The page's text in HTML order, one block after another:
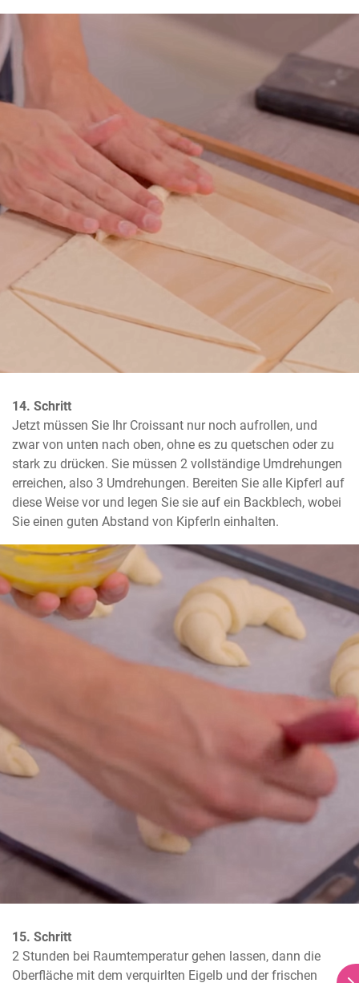
14. Schritt
Jetzt müssen Sie Ihr Croissant nur noch aufrollen, und
zwar von unten nach oben, ohne es zu quetschen oder zu
stark zu drücken. Sie müssen 2 vollständige Umdrehungen
erreichen, also 3 Umdrehungen. Bereiten Sie alle Kipferl auf
diese Weise vor und legen Sie sie auf ein Backblech, wobei
Sie einen guten Abstand von Kipferln einhalten.
15. Schritt
2 Stunden bei Raumtemperatur gehen lassen, dann die
Oberfläche mit dem verquirlten Eigelb und der frischen